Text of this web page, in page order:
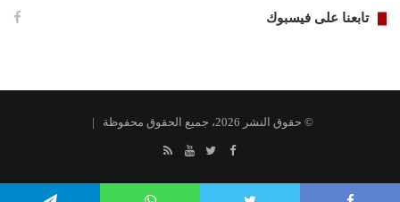
تابعنا على فيسبوك
© حقوق النشر 2026، جميع الحقوق محفوظة |